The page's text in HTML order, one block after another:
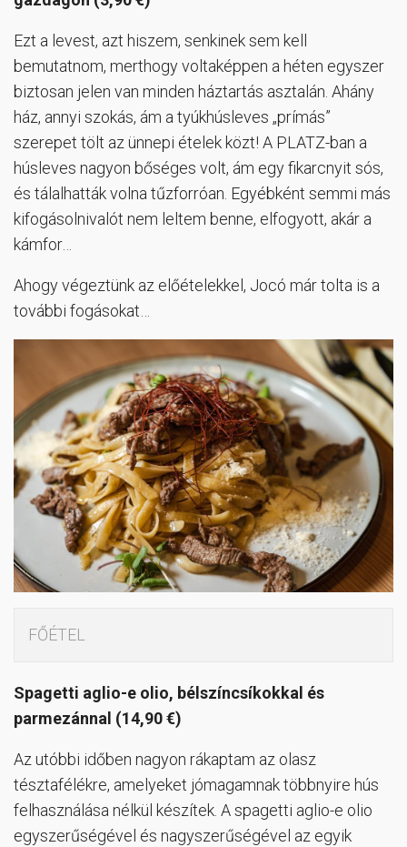
Ezt a levest, azt hiszem, senkinek sem kell
bemutatnom, merthogy voltaképpen a héten egyszer
biztosan jelen van minden háztartás asztalán. Ahány
ház, annyi szokás, ám a tyúkhúsleves „prímás”
szerepet tölt az ünnepi ételek közt! A PLATZ-ban a
húsleves nagyon bőséges volt, ám egy fikarcnyit sós,
és tálalhatták volna tűzforróan. Egyébként semmi más
kifogásolnivalót nem leltem benne, elfogyott, akár a
kámfor…
Ahogy végeztünk az előételekkel, Jocó már tolta is a
további fogásokat…
FŐÉTEL
Spagetti aglio-e olio, bélszíncsíkokkal és
parmezánnal (14,90 €)
Az utóbbi időben nagyon rákaptam az olasz
tésztafélékre, amelyeket jómagamnak többnyire hús
felhasználása nélkül készítek. A spagetti aglio-e olio
egyszerűségével és nagyszerűségével az egyik